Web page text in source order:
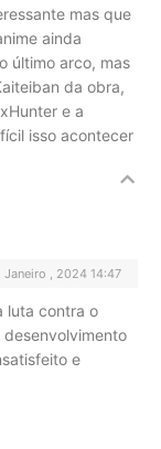
mas que
ainda
último arco, mas
da obra,
e a
isso acontecer
Janeiro , 2024 14:47
luta contra o
e